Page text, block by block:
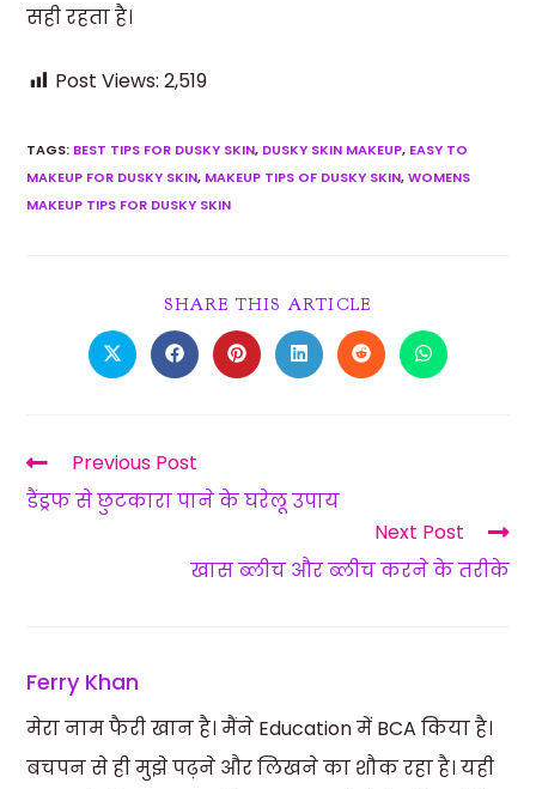
सही रहता है।
Post Views: 2,519
TAGS: BEST TIPS FOR DUSKY SKIN, DUSKY SKIN MAKEUP, EASY TO
MAKEUP FOR DUSKY SKIN, MAKEUP TIPS OF DUSKY SKIN, WOMENS
MAKEUP TIPS FOR DUSKY SKIN
SHARE THIS ARTICLE
Previous Post
डैंड्रफ से छुटकारा पाने के घरेलू उपाय
Next Post
खास ब्लीच और ब्लीच करने के तरीके
Ferry Khan
मेरा नाम फैरी खान है। मैंने Education में BCA किया है।
बचपन से ही मुझे पढ़ने और लिखने का शौक रहा है। यही